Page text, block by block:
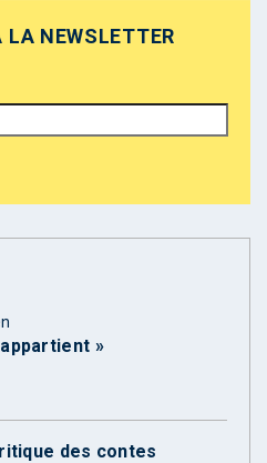
NEWSLETTER
»
des contes